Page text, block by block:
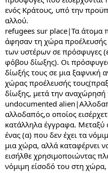
ενός Κράτους, υπό την
αλλού.
refugees sur place|Τα άτομα
άφησαν τη χώρα προέλευσής
των υστέρων σε πρόσφυγες
φόβου δίωξης). Οι
δίωξής τους σε μια ξαφνική
χώρας προέλευσής
δίωξης, μετά την αναχώρησή
undocumented
αλλοδαπός,ο οποίος
κατάλληλα έγγραφα. Μεταξύ
ένας (α) που δεν έχει τα
μια χώρα, αλλά καταφέρνει
εισήλθε χρησιμοποιώντας
νόμιμη είσοδό του στη